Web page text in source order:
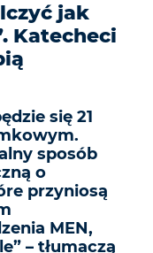
jak
Katecheci
się 21
sposób
o
przyniosą
MEN,
– tłumaczą